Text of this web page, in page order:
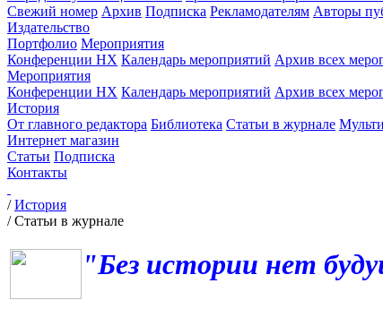
Свежий номер Архив Подписка Рекламодателям Авторы
Издательство
Портфолио Мероприятия
Конференции НХ Календарь мероприятий Архив всех
Мероприятия
Конференции НХ Календарь мероприятий Архив всех
История
От главного редактора Библиотека Статьи в журнале
Интернет магазин
Статьи Подписка
Контакты
/История
/Статьи в журнале
"Без истории нет